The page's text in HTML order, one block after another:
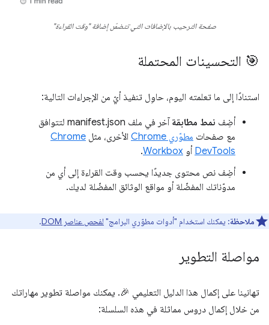
صفحة الترحيب بالإضافات التي تتضمّن إضافة "وقت القراءة"
🎯 التحسينات المحتملة
استنادًا إلى ما تعلمته اليوم، حاوِل تنفيذ أيّ من الإجراءات التالية:
أضِف نمط مطابقة
آخر في ملف manifest.json لتتوافق
مع صفحات مطوّري Chrome الأخرى، مثل Chrome
DevTools أو Workbox
.
أضِف نص محتوى جديدًا يحسب وقت القراءة إلى أي من
مدوّناتك المفضّلة أو مواقع الوثائق المفضّلة لديك.
ملاحظة: يمكنك استخدام "أدوات مطوّري البرامج" لفحص عناصر DOM .
مواصلة التطوير
تهانينا على إكمال هذا الدليل التعليمي 🎉. يمكنك مواصلة تطوير مهاراتك
من خلال إكمال دروس مماثلة في هذه السلسلة: